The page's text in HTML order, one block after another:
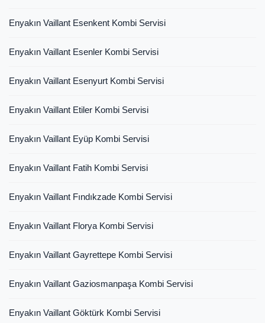
Enyakın Vaillant Esenkent Kombi Servisi
Enyakın Vaillant Esenler Kombi Servisi
Enyakın Vaillant Esenyurt Kombi Servisi
Enyakın Vaillant Etiler Kombi Servisi
Enyakın Vaillant Eyüp Kombi Servisi
Enyakın Vaillant Fatih Kombi Servisi
Enyakın Vaillant Fındıkzade Kombi Servisi
Enyakın Vaillant Florya Kombi Servisi
Enyakın Vaillant Gayrettepe Kombi Servisi
Enyakın Vaillant Gaziosmanpaşa Kombi Servisi
Enyakın Vaillant Göktürk Kombi Servisi